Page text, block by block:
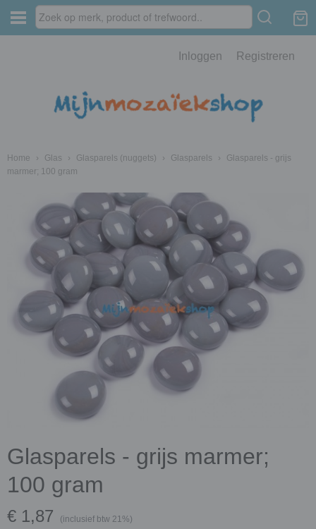
Inloggen Registreren
Home › Glas › Glasparels (nuggets) › Glasparels ›
Glasparels - grijs
marmer; 100 gram
Glasparels - grijs marmer;
100 gram
€ 1,87 (inclusief btw 21%)